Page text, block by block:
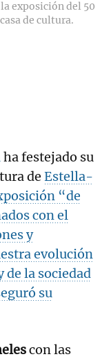
exposición del 50
de cultura.
ha festejado su
de Estella-
“de
con el
y
evolución
la sociedad
su
con las